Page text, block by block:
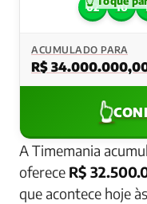
02 10
ACUMULADO PARA
R$
👆
A Timemania
oferece R$
que acontece hoje